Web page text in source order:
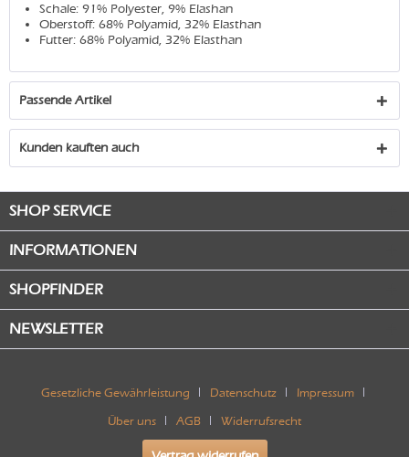
Schale: 91% Polyester, 9% Elashan
Oberstoff: 68% Polyamid, 32% Elasthan
Futter: 68% Polyamid, 32% Elasthan
Passende Artikel
Kunden kauften auch
SHOP SERVICE
INFORMATIONEN
SHOPFINDER
NEWSLETTER
Gesetzliche Gewährleistung Datenschutz Impressum
Über uns AGB Widerrufsrecht